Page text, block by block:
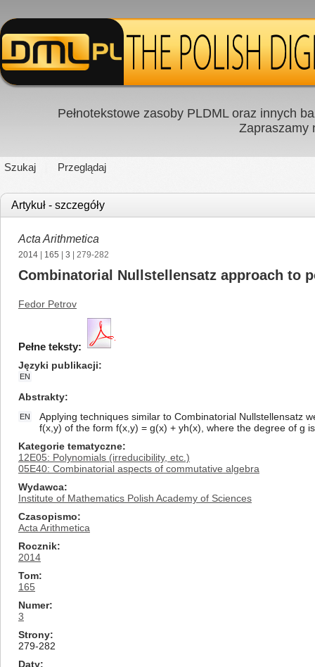
Pełnotekstowe zasoby PLDML oraz innych
Zapraszamy
Szukaj Przeglądaj
Artykuł - szczegóły
Acta Arithmetica
2014 165 3 | 279-282
Combinatorial Nullstellensatz approach to
Fedor Petrov
Pełne teksty:
Języki publikacji
EN
Abstrakty
EN
Applying techniques similar to Combinatorial Nullstellensatz
f(x,y) of the form f(x,y) = g(x) + yh(x), where the degree of g
Kategorie tematyczne
12E05: Polynomials (irreducibility, etc.)
05E40: Combinatorial aspects of commutative algebra
Wydawca
Institute of Mathematics Polish Academy of Sciences
Czasopismo
Acta Arithmetica
Rocznik
2014
Tom
165
Numer
3
Strony
279-282
Daty